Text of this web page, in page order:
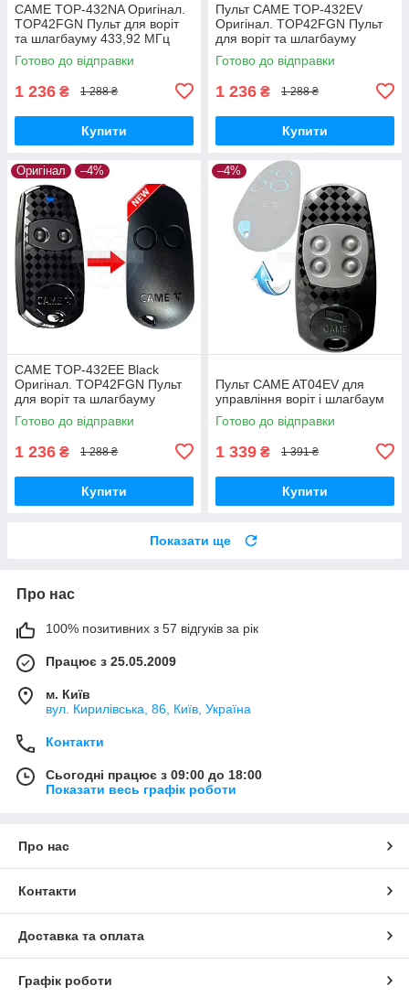
CAME TOP-432NA Оригінал.
TOP42FGN Пульт для воріт
та шлагбауму 433,92 МГц
Готово до відправки
1 236 ₴ 1 288 ₴
Купити
Пульт CAME TOP-432EV
Оригінал. TOP42FGN Пульт
для воріт та шлагбауму
433,92 МГц
Готово до відправки
1 236 ₴ 1 288 ₴
Купити
Оригінал –4%
CAME TOP-432EE Black
Оригінал. TOP42FGN Пульт
для воріт та шлагбауму
433,92 МГц
Готово до відправки
1 236 ₴ 1 288 ₴
Купити
–4%
Пульт CAME AT04EV для
управління воріт і шлагбаум
Готово до відправки
1 339 ₴ 1 391 ₴
Купити
Показати ще
Про нас
100% позитивних з 57 відгуків за рік
Працює з 25.05.2009
м. Київ
вул. Кирилівська, 86, Київ, Україна
Контакти
Сьогодні працює з 09:00 до 18:00
Показати весь графік роботи
Про нас
Контакти
Доставка та оплата
Графік роботи